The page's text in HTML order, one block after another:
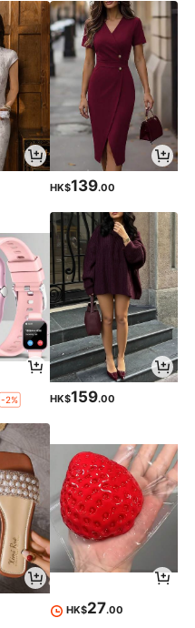
HK$139.00
-2% HK$159.00
HK$27.00